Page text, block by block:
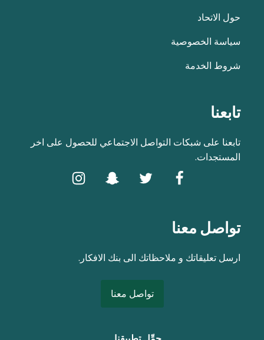
حول الاتحاد
سياسة الخصوصية
شروط الخدمة
تابعنا
تابعنا على شبكات التواصل الاجتماعي للحصول على اخر
المستجدات.
تواصل معنا
ارسل تعليقاتك و ملاحظاتك الى بنك الافكار.
تواصل معنا